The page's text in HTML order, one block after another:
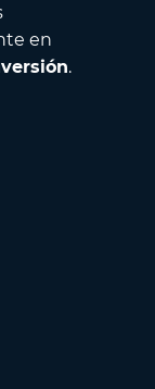
en
.